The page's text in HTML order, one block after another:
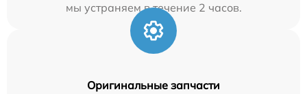
мы устраняем в течение 2 часов.
Оригинальные запчасти